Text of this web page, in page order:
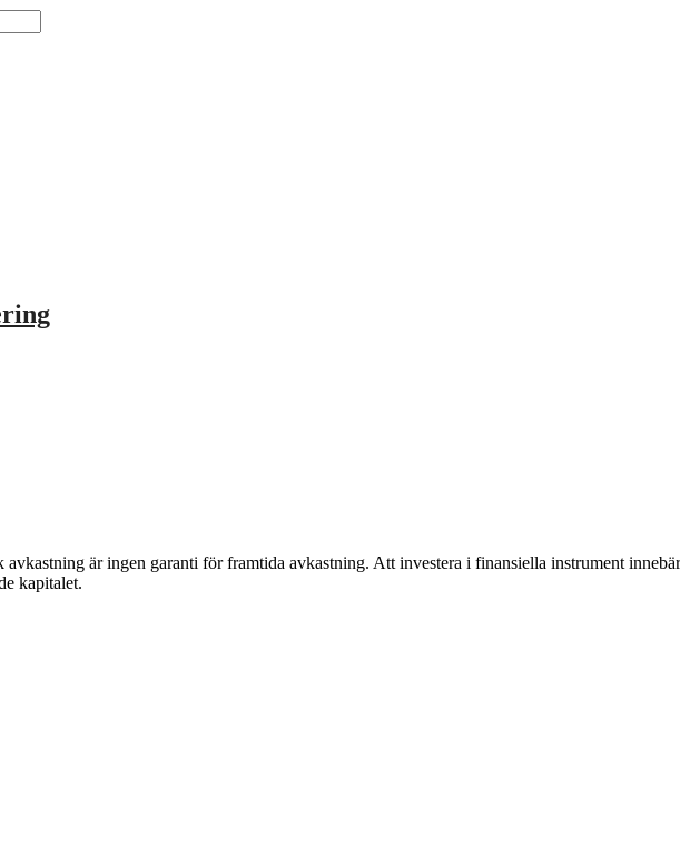
är ingen garanti för framtida avkastning. Att investera i finansiella instrument
kapitalet.